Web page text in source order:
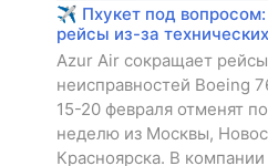
✈️ Пхукет под
рейсы из-за
Azur Air сокращает
неисправностей Boeing
15-20 февраля отменят
неделю из Москвы,
Красноярска. В компании